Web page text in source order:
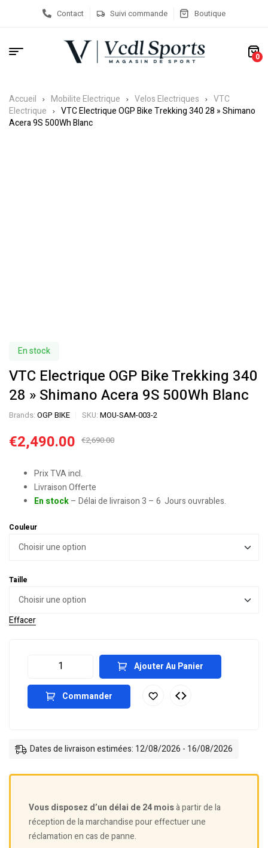
Contact Suivi commande Boutique
0
Accueil Mobilite Electrique Velos Electriques
VTC
Electrique
VTC Electrique OGP Bike Trekking 340 28 » Shimano
Acera 9S 500Wh Blanc
En stock
VTC Electrique OGP Bike Trekking 340
28 » Shimano Acera 9S 500Wh Blanc
Brands: OGP BIKE SKU: MOU-SAM-003-2
€2,690.00
€2,490.00
Prix TVA incl.
Livraison Offerte
En stock– Délai de livraison 3 – 6 Jours ouvrables.
Couleur
Taille
Effacer
Ajouter Au Panier
Commander
Dates de livraison estimées: 12/08/2026 - 16/08/2026
Vous disposez d’un délai de 24 moisà partir de la
réception de la marchandise pour effectuer une
réclamation en cas de panne.